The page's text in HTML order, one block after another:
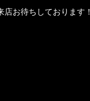
店お待ちしております！